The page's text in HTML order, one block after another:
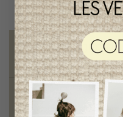
Livraison gratuite
sur toute
Vêtements chics
pour mamans et